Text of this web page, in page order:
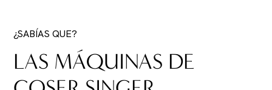
¿SABÍAS QUE?
LAS MÁQUINAS DE